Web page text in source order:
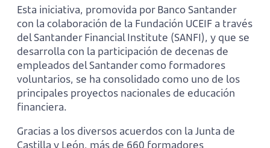
Esta iniciativa, promovida por Banco Santander
con la colaboración de la Fundación UCEIF a través
del Santander Financial Institute (SANFI), y que se
desarrolla con la participación de decenas de
empleados del Santander como formadores
voluntarios, se ha consolidado como uno de los
principales proyectos nacionales de educación
financiera.
Gracias a los diversos acuerdos con la Junta de
Castilla y León, más de 660 formadores